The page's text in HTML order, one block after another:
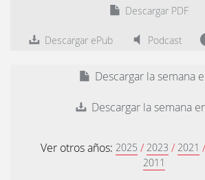
Descargar PDF
Descargar ePub Podcast
Descargar la semana
Descargar la semana
Ver otros años: 2025 / 2023 / 2021 /
2011